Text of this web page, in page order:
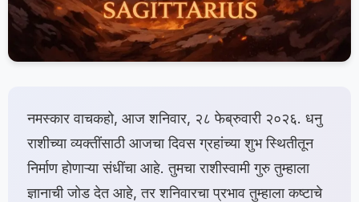
नमस्कार वाचकहो, आज शनिवार, २८ फेब्रुवारी २०२६. धनु
राशीच्या व्यक्तींसाठी आजचा दिवस ग्रहांच्या शुभ स्थितीतून
निर्माण होणाऱ्या संधींचा आहे. तुमचा राशीस्वामी गुरु तुम्हाला
ज्ञानाची जोड देत आहे, तर शनिवारचा प्रभाव तुम्हाला कष्टाचे